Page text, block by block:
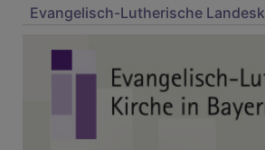
Evangelisch-Lutherische